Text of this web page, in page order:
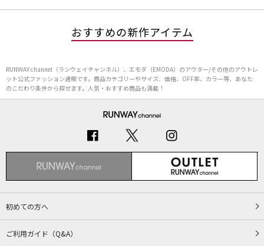
おすすめの新作アイテム
RUNWAY channel（ランウェイチャンネル）、エモダ（EMODA）のアウター/その他のアウトレ
ット公式ファッション通販です。商品カテゴリーやサイズ、価格、OFF率、カラー等、あなた
のこだわり条件から探せます。人気・おすすめ商品も満載！
初めての方へ
ご利用ガイド（Q&A）